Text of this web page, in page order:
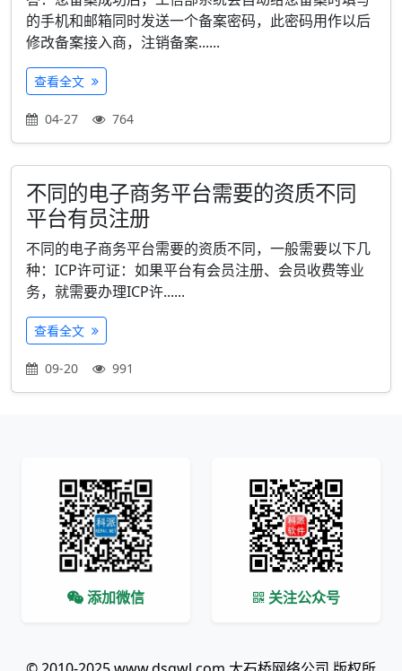
的手机和邮箱同时发送一个备案密码，此密码用作以后
修改备案接入商，注销备案......
查看全文
04-27 764
不同的电子商务平台需要的资质不同
平台有员注册
不同的电子商务平台需要的资质不同，一般需要以下几
种：ICP许可证：如果平台有会员注册、会员收费等业
务，就需要办理ICP许......
查看全文
09-20 991
添加微信 关注公众号